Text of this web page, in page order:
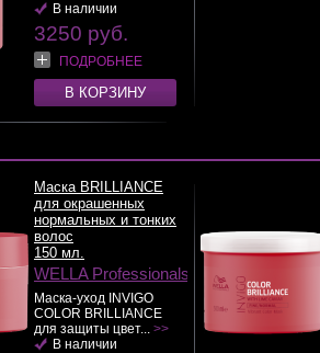
В наличии
3250 руб.
ПОДРОБНЕЕ
В КОРЗИНУ
Маска BRILLIANCE
для окрашенных
нормальных и тонких
волос
150 мл.
WELLA Professionals
Маска-уход INVIGO
COLOR BRILLIANCE
для защиты цвет... >>
В наличии